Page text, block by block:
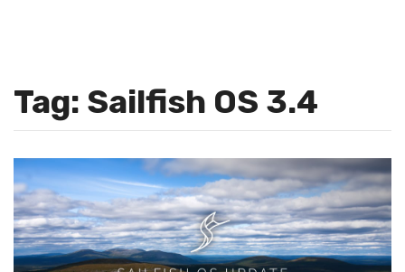
Tag: Sailfish OS 3.4